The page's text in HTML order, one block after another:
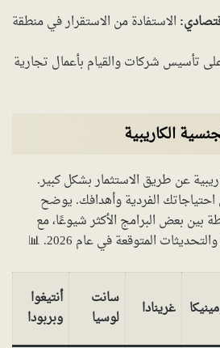
الاستفادة من الاستقرار في منطقة
تأسيس شركات والقيام بأعمال تجارية
الكاريبية
عن طريق الاستثمار بشكل كبير.
احتياجاتك الفردية وأهدافك. يوضح
بين بعض البرامج الأكثر شيوعًا، مع
المتوقعة في عام 2026. 📊
غرينادا
سانت
لوسيا
أنتيغوا
وبربودا